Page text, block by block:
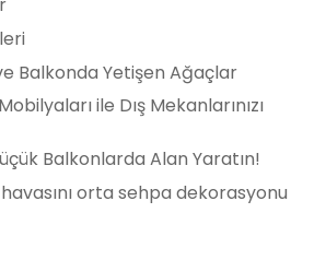
Balkonda Yetişen Ağaçlar
ile Dış Mekanlarınızı
Balkonlarda Alan Yaratın!
orta sehpa dekorasyonu